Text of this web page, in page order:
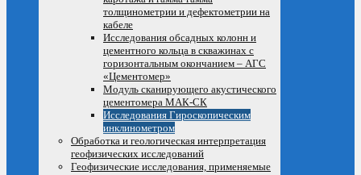
толщинометрии и дефектометрии на
кабеле
Исследования обсадных колонн и
цементного кольца в скважинах с
горизонтальным окончанием – АГС
«Цементомер»
Модуль сканирующего акустического
цементомера МАК-СК
Исследования Гироскопическим
инклинометром
Обработка и геологическая интерпретация
геофизических исследований
Геофизические исследования, применяемые